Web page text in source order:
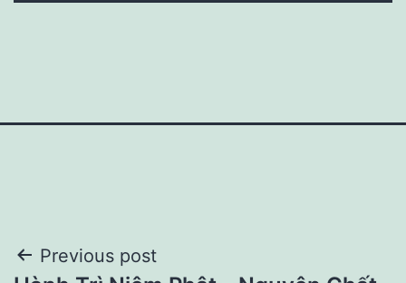
Post
Previous post